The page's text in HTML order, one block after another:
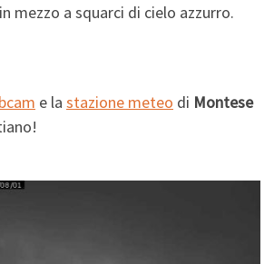
mezzo a squarci di cielo azzurro.
e la stazione meteo di Montese